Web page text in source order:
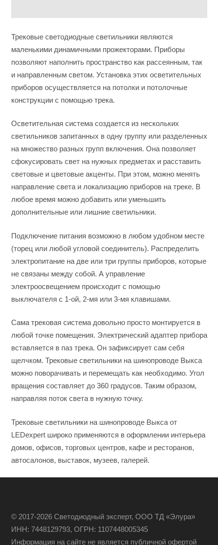
Трековые светодиодные светильники являются
маленькими динамичными прожекторами. Приборы
позволяют наполнить пространство как рассеянным, так
и направленным светом. Установка этих осветительных
приборов осуществляется на потолки и потолочные
конструкции с помощью трека.
Осветительная система создается из нескольких
светильников запитанных в одну группу или разделенных
на множество разных групп включения. Она позволяет
сфокусировать свет на нужных предметах и расставить
световые и цветовые акценты. При этом, можно менять
направление света и локализацию приборов на треке. В
любое время можно добавить или уменьшить
дополнительные или лишние светильники.
Подключение питания возможно в любом удобном месте
(торец или любой угловой соединитель). Распределить
электропитание на две или три группы приборов, которые
не связаны между собой. А управление
электроосвещением происходит с помощью
выключателя с 1-ой, 2-мя или 3-мя клавишами.
Сама трековая система довольно просто монтируется в
любой точке помещения. Электрический адаптер прибора
вставляется в паз трека. Он зафиксирует сам себя
щелчком. Трековые светильники на шинопроводе Выкса
можно поворачивать и перемещать как необходимо. Угол
вращения составляет до 360 градусов. Таким образом,
направляя поток света в нужную точку.
Трековые светильники на шинопроводе Выкса от
LEDexpert широко применяются в оформлении интерьера
домов, офисов, торговых центров, кафе и ресторанов,
автосалонов, выставок, музеев, галерей.
© 2017-2026 Светодиодный эксперт, ООО ТД «Элура»
ИНН: 7448129793, ОГРН: 1107448005345
Информация на сайте не является публичной офертой